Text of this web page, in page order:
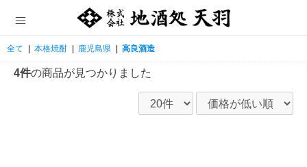
全て | 本格焼酎 | 鹿児島県 | 高良酒造
4件の商品が見つかりました